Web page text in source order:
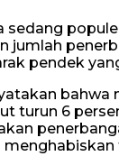
jumlah
pendek
turun 6